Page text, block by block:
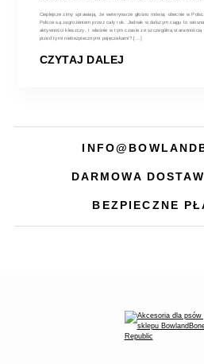
Cieplejsze zimy sprawiają, że weterynarze głośno mówią: obecnie w
Polsce są zagrożeniem przez cały rok. Jednak w dalszym ciągu to
aktywności kleszczy. I właśnie w tym czasie ze szczególną starannością
przed tymi niebezpiecznymi pajęczakami? [...]
CZYTAJ DALEJ
DARMOWA
BEZPIECZNE